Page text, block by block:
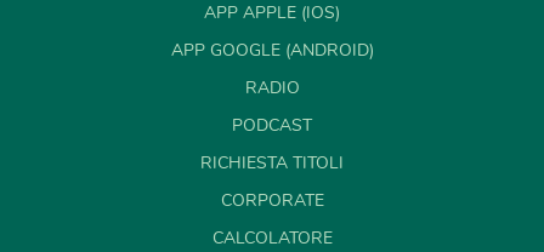
APP APPLE (IOS)
APP GOOGLE (ANDROID)
RADIO
PODCAST
RICHIESTA TITOLI
CORPORATE
CALCOLATORE